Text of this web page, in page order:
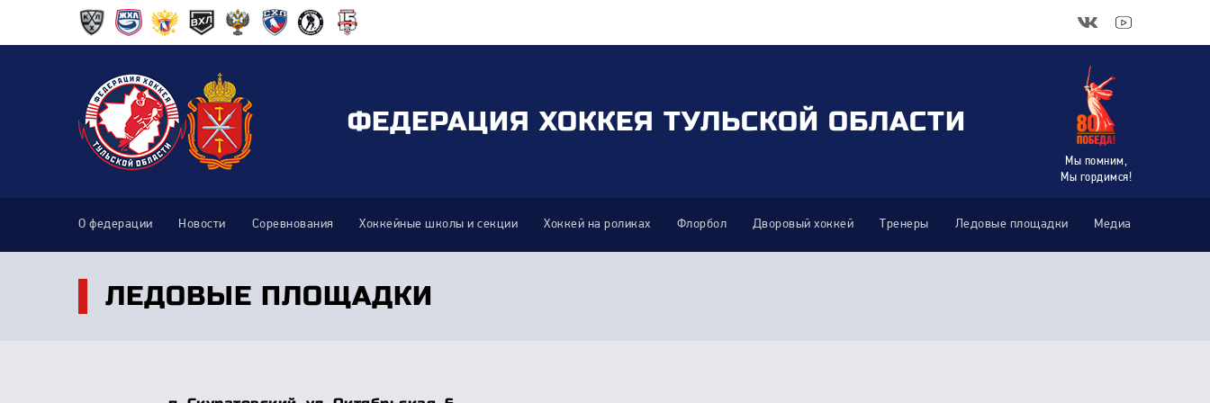
ФЕДЕРАЦИЯ ХОККЕЯ ТУЛЬСКОЙ ОБЛАСТИ
Мы помним,
Мы гордимся!
О федерации Новости Соревнования Хоккейные школы и секции Хоккей на роликах Флорбол Дворовый хоккей Тренеры Ледовые площадки Медиа
ЛЕДОВЫЕ ПЛОЩАДКИ